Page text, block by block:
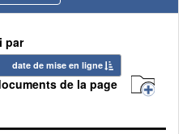
par
date de mise en ligne
de la page